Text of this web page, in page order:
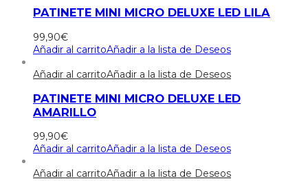
PATINETE MINI MICRO DELUXE LED LILA
99,90€
Añadir al carritoAñadir a la lista de Deseos
Añadir al carritoAñadir a la lista de Deseos
PATINETE MINI MICRO DELUXE LED
AMARILLO
99,90€
Añadir al carritoAñadir a la lista de Deseos
Añadir al carritoAñadir a la lista de Deseos